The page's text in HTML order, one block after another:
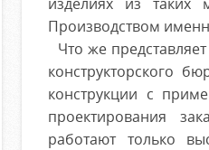
Производством
Что же
конструкторского
конструкции с
проектирования
работают только